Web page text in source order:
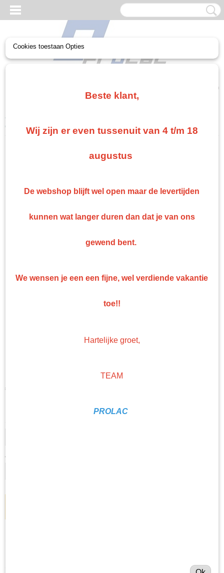
(0)
Home
ceramic 150 mm 50 st
Schuurschijf blue ceramic
€ 15,74
Aantal
Schuurschijf blue ceramic 150 mm
Cookies toestaan Opties
Beste klant,
Wij zijn er even tussenuit van 4 t/m 18
augustus
De webshop blijft wel open maar de levertijden
kunnen wat langer duren dan dat je van ons
gewend bent.
We wensen je een een fijne, wel verdiende vakantie
toe!!
Hartelijke groet,
TEAM
PROLAC